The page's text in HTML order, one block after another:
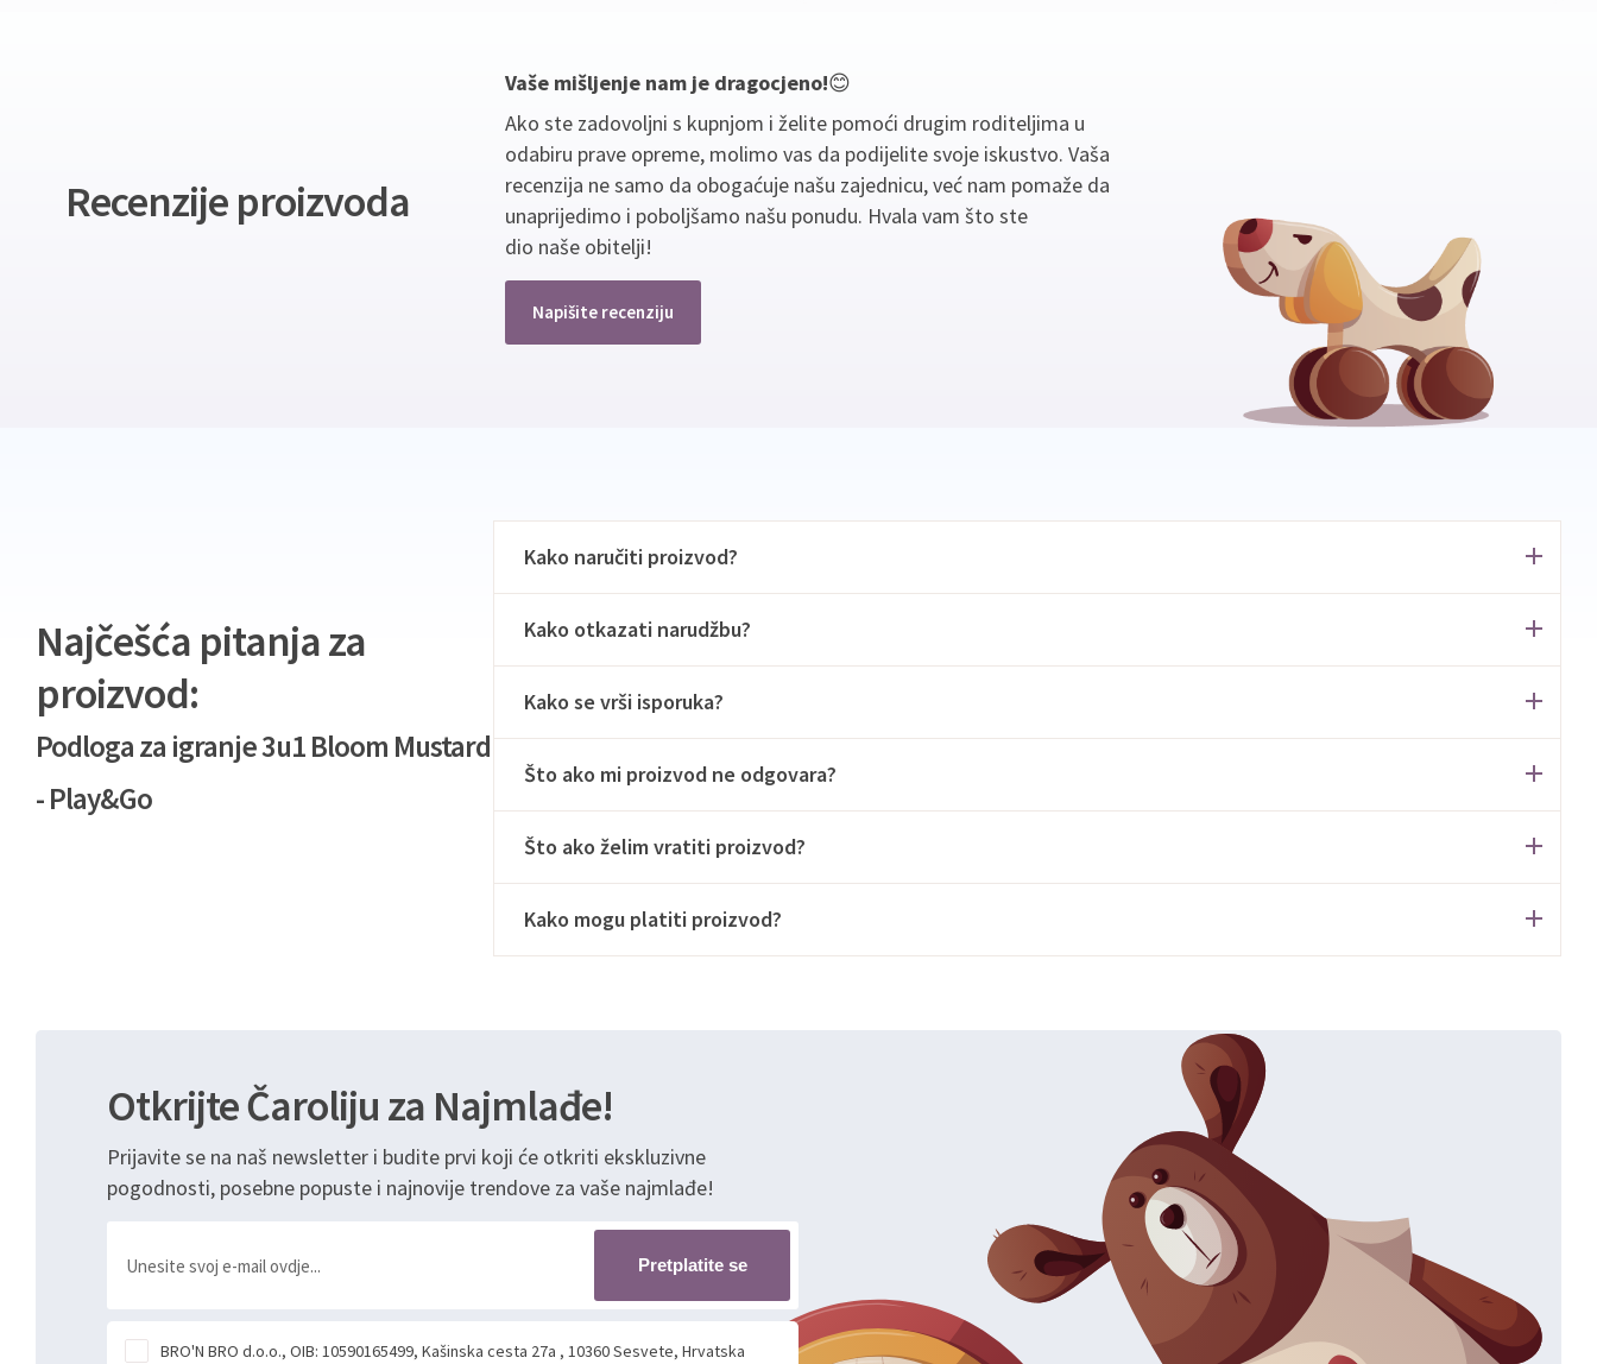
Recenzije proizvoda
Vaše mišljenje nam je dragocjeno!😊
Ako ste zadovoljni s kupnjom i želite pomoći drugim roditeljima u
odabiru prave opreme, molimo vas da podijelite svoje iskustvo. Vaša
recenzija ne samo da obogaćuje našu zajednicu, već nam pomaže da
unaprijedimo i poboljšamo našu ponudu. Hvala vam što ste
dio naše obitelji!
Napišite recenziju
Najčešća pitanja za
proizvod:
Podloga za igranje 3u1 Bloom Mustard
- Play&Go
Kako naručiti proizvod?
Kako otkazati narudžbu?
Kako se vrši isporuka?
Što ako mi proizvod ne odgovara?
Što ako želim vratiti proizvod?
Kako mogu platiti proizvod?
Otkrijte Čaroliju za Najmlađe!
Prijavite se na naš newsletter i budite prvi koji će otkriti ekskluzivne
pogodnosti, posebne popuste i najnovije trendove za vaše najmlađe!
Pretplatite se
BRO'N BRO d.o.o., OIB: 10590165499, Kašinska cesta 27a , 10360 Sesvete, Hrvatska